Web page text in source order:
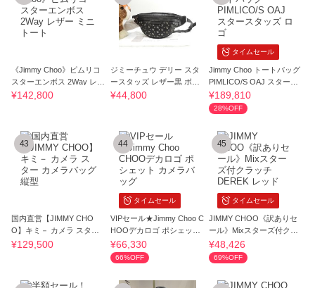
《Jimmy Choo》ピムリコ
スターエンボス 2Way レザ
ー ミニトート
¥142,800
ジミーチュウ デリー スタ
ースタッズ レザー黒 ボデ
ィバッグ
¥44,800
タイムセール
Jimmy Choo トートバッグ
PIMLICO/S OAJ スタース
タッズ ロゴ
¥189,810
28%OFF
43
国内直営【JIMMY CHO
O】キミ－ カメラ スター
カメラバッグ 縦型
¥129,500
タイムセール
44
VIPセール★Jimmy Choo C
HOOデカロゴ ポシェット
カメラバッグ
¥66,330
66%OFF
タイムセール
45
JIMMY CHOO《訳ありセ
ール》Mixスターズ付クラ
ッチ DEREK レッド
¥48,426
69%OFF